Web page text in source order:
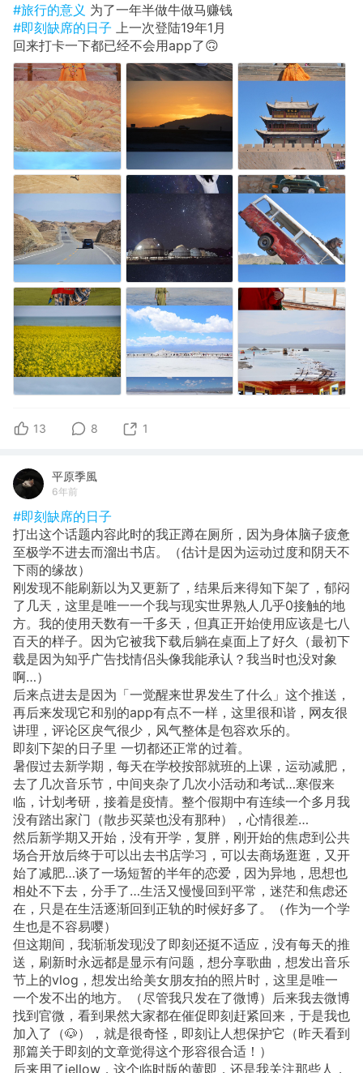
#旅行的意义 为了一年半做牛做马赚钱
#即刻缺席的日子
上一次登陆19年1月
回来打卡一下都已经不会用app了🙃
13 8 1
平原季風
6年前
#即刻缺席的日子
打出这个话题内容此时的我正蹲在厕所，因为身体脑子疲惫
至极学不进去而溜出书店。（估计是因为运动过度和阴天不
下雨的缘故）
刚发现不能刷新以为又更新了，结果后来得知下架了，郁闷
了几天，这里是唯一一个我与现实世界熟人几乎0接触的地
方。我的使用天数有一千多天，但真正开始使用应该是七八
百天的样子。因为它被我下载后躺在桌面上了好久（最初下
载是因为知乎广告找情侣头像我能承认？我当时也没对象
啊…）
后来点进去是因为「一觉醒来世界发生了什么」这个推送，
再后来发现它和别的app有点不一样，这里很和谐，网友很
讲理，评论区戾气很少，风气整体是包容欢乐的。
即刻下架的日子里 一切都还正常的过着。
暑假过去新学期，每天在学校按部就班的上课，运动减肥，
去了几次音乐节，中间夹杂了几次小活动和考试…寒假来
临，计划考研，接着是疫情。整个假期中有连续一个多月我
没有踏出家门（散步买菜也没有那种），心情很差…
然后新学期又开始，没有开学，复胖，刚开始的焦虑到公共
场合开放后终于可以出去书店学习，可以去商场逛逛，又开
始了减肥…谈了一场短暂的半年的恋爱，因为异地，思想也
相处不下去，分手了…生活又慢慢回到平常，迷茫和焦虑还
在，只是在生活逐渐回到正轨的时候好多了。（作为一个学
生也是不容易嘤）
但这期间，我渐渐发现没了即刻还挺不适应，没有每天的推
送，刷新时永远都是显示有问题，想分享歌曲，想发出音乐
节上的vlog，想发出给美女朋友拍的照片时，这里是唯一
一个发不出的地方。（尽管我只发在了微博）后来我去微博
找到官微，看到果然大家都在催促即刻赶紧回来，于是我也
加入了（🐶），就是很奇怪，即刻让人想保护它（昨天看到
那篇关于即刻的文章觉得这个形容很合适！）
后来用了jellow，这个临时版的黄即，还是我关注那些人，